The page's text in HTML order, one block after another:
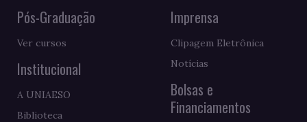
Pós-Graduação
Ver cursos
Institucional
A UNIAESO
Biblioteca
Imprensa
Clipagem Eletrônica
Notícias
Bolsas e
Financiamentos